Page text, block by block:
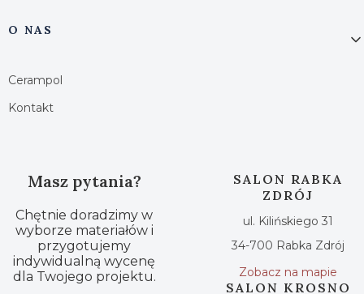
O NAS
Cerampol
Kontakt
Masz pytania?
Chętnie doradzimy w
wyborze materiałów i
przygotujemy
indywidualną wycenę
dla Twojego projektu.
SALON RABKA
ZDRÓJ
ul. Kilińskiego 31
34-700 Rabka Zdrój
Zobacz na mapie
SALON KROSNO